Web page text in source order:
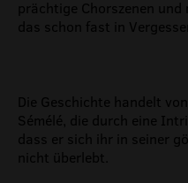
prächtige Chorszenen und
das schon fast in
Die Geschichte handelt
Sémélé, die durch eine
dass er sich ihr in seiner
nicht überlebt.